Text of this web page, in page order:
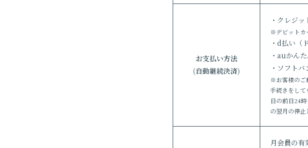
お支払い方法
(自動継続決済)
・クレジ
※デビットカ
・d払い（
・auかん
・ソフト
※お客様のご
手続きをし
日の前日24
の翌月の停止
月会員の有